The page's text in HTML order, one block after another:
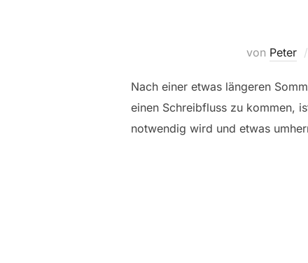
von Peter
Nach einer etwas längeren
einen Schreibfluss zu kommen,
notwendig wird und etwas